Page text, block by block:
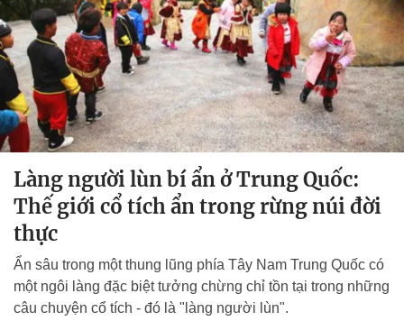
Làng người lùn bí ẩn ở Trung Quốc:
Thế giới cổ tích ẩn trong rừng núi đời
thực
Ẩn sâu trong một thung lũng phía Tây Nam Trung Quốc có
một ngôi làng đặc biệt tưởng chừng chỉ tồn tại trong những
câu chuyện cổ tích - đó là "làng người lùn".